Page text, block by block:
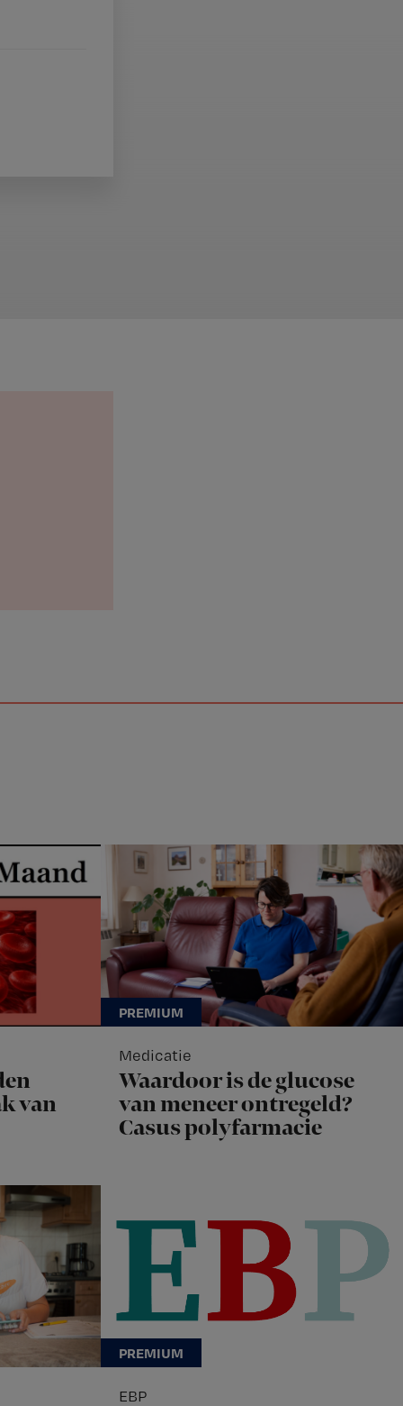
van
Medicatie
Waardoor is de glucose
van meneer ontregeld?
Casus polyfarmacie
EBP